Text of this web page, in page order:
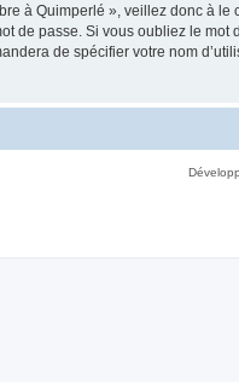
à Quimperlé », veillez donc à
de passe. Si vous oubliez le
de spécifier votre nom